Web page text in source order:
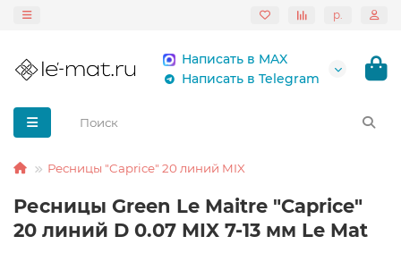
р.
Написать в MAX
Написать в Telegram
Ресницы "Caprice" 20 линий MIX
Ресницы Green Le Maitre "Caprice"
20 линий D 0.07 MIX 7-13 мм Le Mat